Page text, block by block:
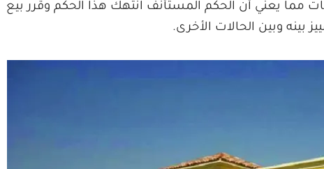
مما يعني أن الحكم المستأنف انتهك هذا الحكم وقرر بيع
بينه وبين الحالات الأخرى.